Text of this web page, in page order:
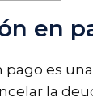
en
pago es
la